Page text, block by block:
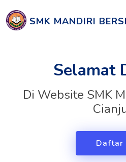
SMK MANDIRI
Selamat
Di Website SMK
Daftar